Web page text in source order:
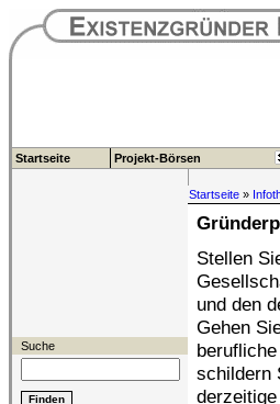
Startseite Projekt-Börsen
Suche
Startseite »
Stellen
und den
Gehen
schildern